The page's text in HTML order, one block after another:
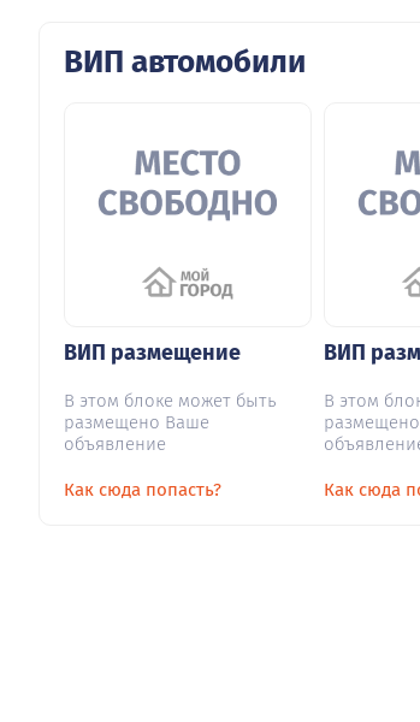
ВИП автомобили
ВИП размещение
В этом блоке может быть
размещено Ваше
объявление
Как сюда попасть?
ВИП
В этом
Как сюда